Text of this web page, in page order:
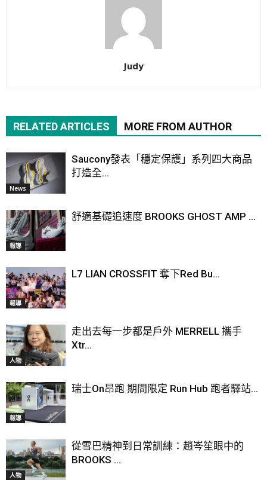
Judy
RELATED ARTICLES MORE FROM AUTHOR
News
Saucony發表「穩定保護」系列四大商品
打造全...
報導
舒適基礎追速度 BROOKS GHOST AMP ...
報導
L7 LIAN CROSSFIT 奪下Red Bu...
人物
走出去每一步都是戶外 MERRELL 攜手
Xtr...
報導
瑞士On昂跑 期間限定 Run Hub 跑者驛站...
人物
從雪巴精神到日常訓練：趙岑笙眼中的
BROOKS ...